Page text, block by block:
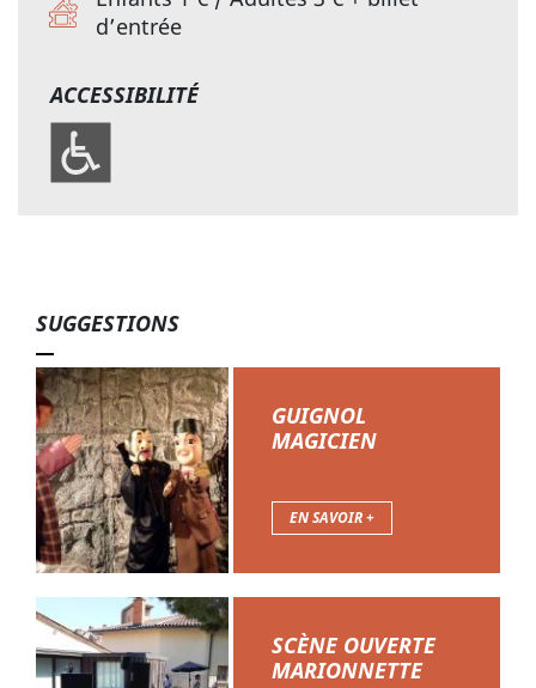
d’entrée
ACCESSIBILITÉ
SUGGESTIONS
GUIGNOL
MAGICIEN
EN SAVOIR +
SCÈNE OUVERTE
MARIONNETTE